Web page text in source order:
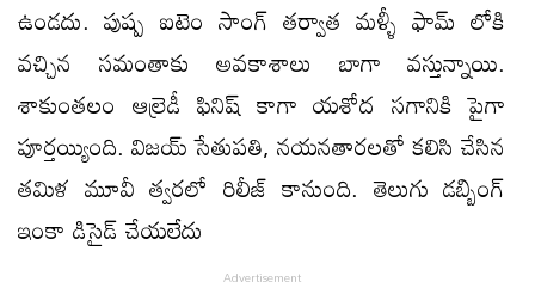
ఉండదు. పుష్ప ఐటెం సాంగ్ తర్వాత మళ్ళీ ఫామ్ లోకి
వచ్చిన సమంతాకు అవకాశాలు బాగా వస్తున్నాయి.
శాకుంతలం ఆల్రెడీ ఫినిష్ కాగా యశోద సగానికి పైగా
పూర్తయ్యింది. విజయ్ సేతుపతి, నయనతారలతో కలిసి చేసిన
తమిళ మూవీ త్వరలో రిలీజ్ కానుంది. తెలుగు డబ్బింగ్
ఇంకా డిసైడ్ చేయలేదు